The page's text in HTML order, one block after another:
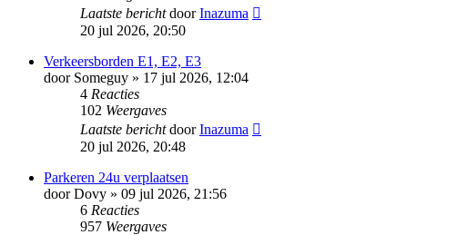
Laatste berichtdoorInazuma
20 jul 2026, 20:50
Verkeersborden E1, E2, E3
door Someguy » 17 jul 2026, 12:04
4 Reacties
102 Weergaves
Laatste berichtdoorInazuma
20 jul 2026, 20:48
Parkeren 24u verplaatsen
doorDovy » 09 jul 2026, 21:56
6 Reacties
957 Weergaves